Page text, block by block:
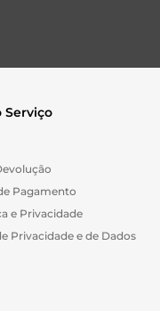
Serviço
Pagamento
e Privacidade
Privacidade e de Dados